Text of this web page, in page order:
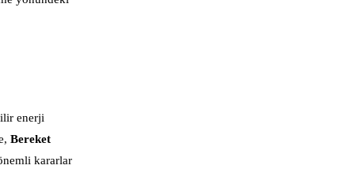
enerji
Bereket
kararlar